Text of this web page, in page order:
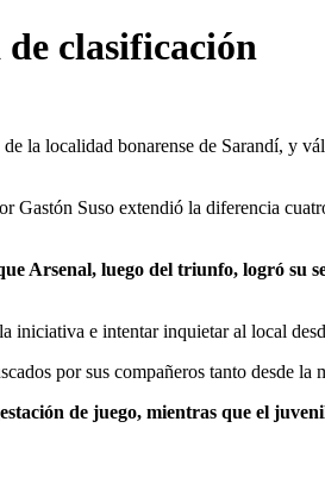
de clasificación
la localidad bonarense de Sarandí, y
Suso extendió la diferencia
Arsenal, luego del triunfo, logró su
iniciativa e intentar inquietar al local
por sus compañeros tanto desde
de juego, mientras que el